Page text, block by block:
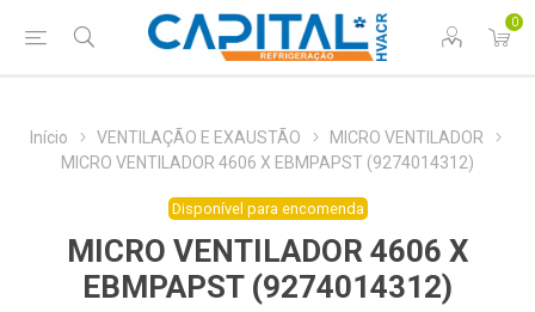
0
Início VENTILAÇÃO E EXAUSTÃO
MICRO VENTILADOR
MICRO VENTILADOR 4606 X EBMPAPST (9274014312)
Disponível para encomenda
MICRO VENTILADOR 4606 X
EBMPAPST (9274014312)